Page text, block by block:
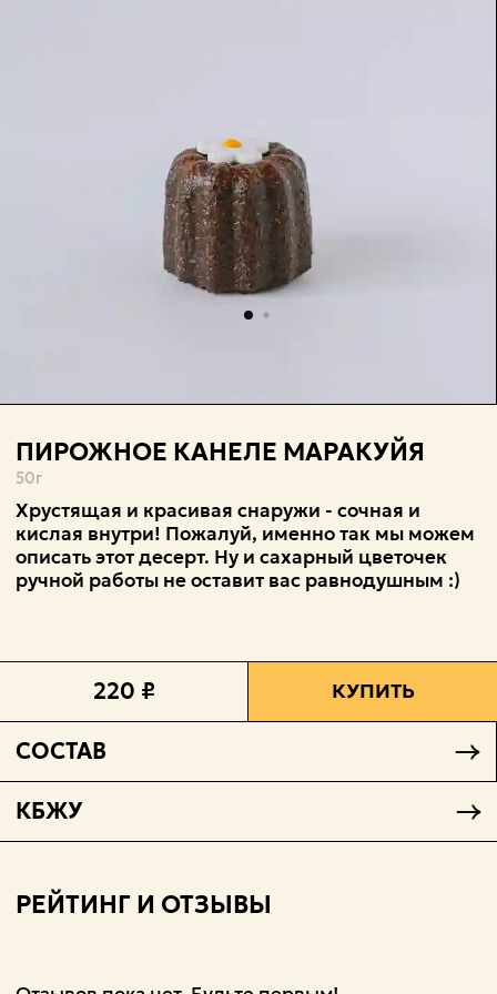
ПИРОЖНОЕ КАНЕЛЕ МАРАКУЙЯ
50г
Хрустящая и красивая снаружи - сочная и
кислая внутри! Пожалуй, именно так мы можем
описать этот десерт. Ну и сахарный цветочек
ручной работы не оставит вас равнодушным :)
220 ₽ КУПИТЬ
СОСТАВ
КБЖУ
РЕЙТИНГ И ОТЗЫВЫ